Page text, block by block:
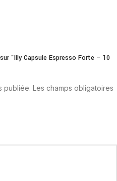
“Illy Capsule Espresso Forte – 10
publiée. Les champs obligatoires